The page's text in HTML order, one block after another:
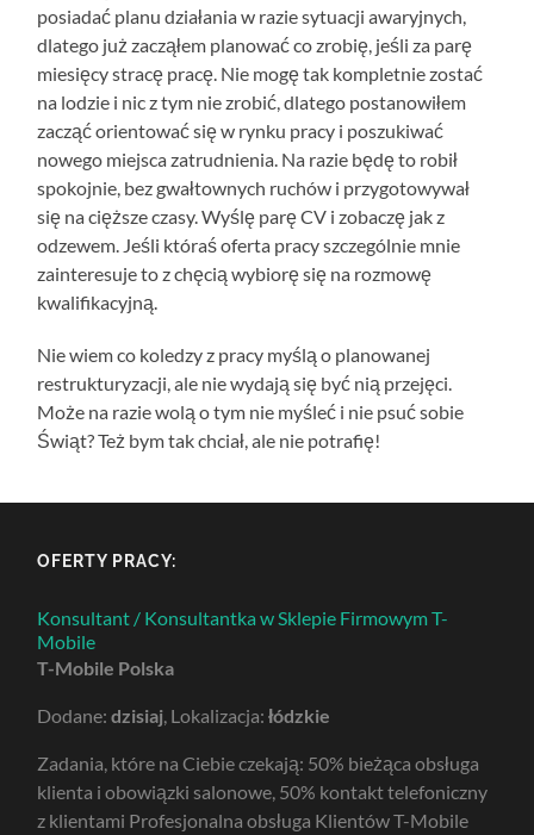
posiadać planu działania w razie sytuacji awaryjnych,
dlatego już zacząłem planować co zrobię, jeśli za parę
miesięcy stracę pracę. Nie mogę tak kompletnie zostać
na lodzie i nic z tym nie zrobić, dlatego postanowiłem
zacząć orientować się w rynku pracy i poszukiwać
nowego miejsca zatrudnienia. Na razie będę to robił
spokojnie, bez gwałtownych ruchów i przygotowywał
się na cięższe czasy. Wyślę parę CV i zobaczę jak z
odzewem. Jeśli któraś oferta pracy szczególnie mnie
zainteresuje to z chęcią wybiorę się na rozmowę
kwalifikacyjną.
Nie wiem co koledzy z pracy myślą o planowanej
restrukturyzacji, ale nie wydają się być nią przejęci.
Może na razie wolą o tym nie myśleć i nie psuć sobie
Świąt? Też bym tak chciał, ale nie potrafię!
OFERTY PRACY:
Konsultant / Konsultantka w Sklepie Firmowym T-
Mobile
T-Mobile Polska
Dodane:dzisiaj , Lokalizacja:łódzkie
Zadania, które na Ciebie czekają: 50% bieżąca obsługa
klienta i obowiązki salonowe, 50% kontakt telefoniczny
z klientami Profesjonalna obsługa Klientów T-Mobile